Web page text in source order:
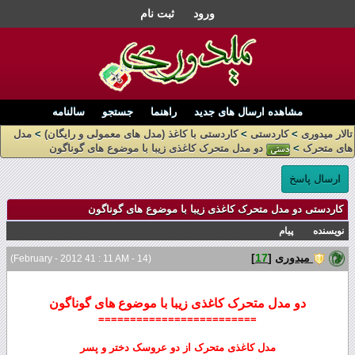
ورود ثبت نام
مشاهده ارسال های جدید راهنما جستجو
سالنامه
تالار میدوری >کاردستی >کاردستی با کاغذ (مدل های معمولی و رایگان) > مدل
های متحرک > دو مدل متحرک کاغذی زیبا با موضوع های گوناگون
ارسال پاسخ
کاردستی دو مدل متحرک کاغذی زیبا با موضوع های گوناگون
نویسنده پیام
(14 - February - 2012 41 : 11 AM) میدوری [
17
]
دو مدل متحرک کاغذی زیبا با موضوع های گوناگون
=========================
مدل کاغذی متحرک از دو عروسک دختر و پسر